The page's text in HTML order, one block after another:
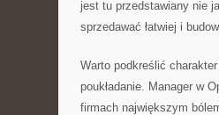
jest tu przedstawiany nie
sprzedawać łatwiej i
Warto podkreślić
poukładanie. Manager w
firmach największym